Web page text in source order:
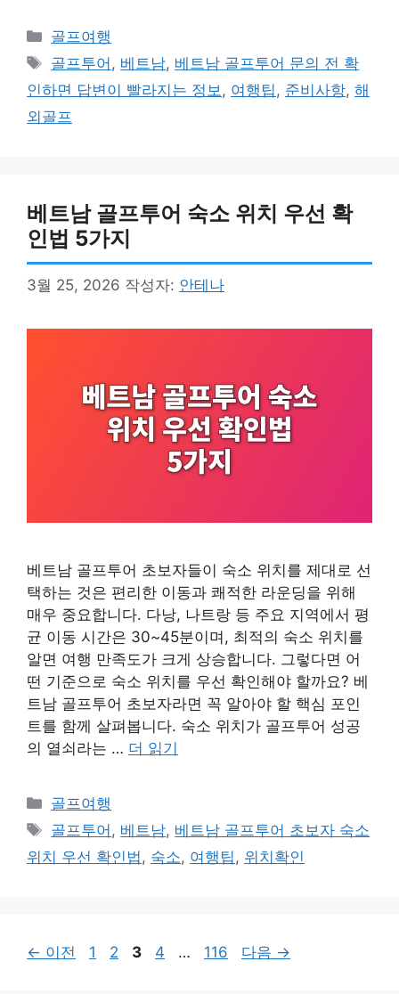
카
테
리
골프여행
태
그
골프투어 , 베트남, 베트남 골프투어 문의 전 확
인하면 답변이 빨라지는 정보 , 여행팁 , 준비사항, 해
외골프
베트남 골프투어 숙소 위치 우선 확
인법 5가지
3월 25, 2026 작성자: 안테나
베트남 골프투어 초보자들이 숙소 위치를 제대로 선
택하는 것은 편리한 이동과 쾌적한 라운딩을 위해
매우 중요합니다. 다낭, 나트랑 등 주요 지역에서 평
균 이동 시간은 30~45분이며, 최적의 숙소 위치를
알면 여행 만족도가 크게 상승합니다. 그렇다면 어
떤 기준으로 숙소 위치를 우선 확인해야 할까요? 베
트남 골프투어 초보자라면 꼭 알아야 할 핵심 포인
트를 함께 살펴봅니다. 숙소 위치가 골프투어 성공
의 열쇠라는 … 더 읽기
카
테
리
골프여행
태
그
골프투어 , 베트남, 베트남 골프투어 초보자 숙소
위치 우선 확인법, 숙소, 여행팁, 위치확인
← 이전
페
1
페
2
페
3
페
4 …
페
116 다음 →